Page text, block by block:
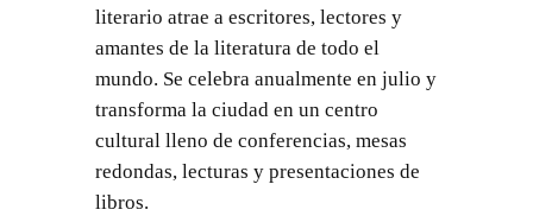
literario atrae a escritores, lectores y
amantes de la literatura de todo el
mundo. Se celebra anualmente en julio y
transforma la ciudad en un centro
cultural lleno de conferencias, mesas
redondas, lecturas y presentaciones de
libros.